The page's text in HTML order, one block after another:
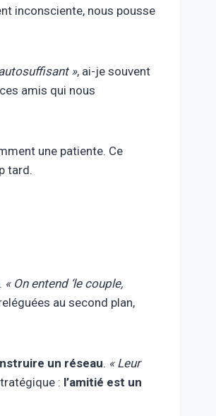
inconsciente, nous pousse
», ai-je souvent
amis qui nous
une patiente. Ce
tard.
« On entend ‘le couple,
au second plan,
un réseau. « Leur
: l’amitié est un